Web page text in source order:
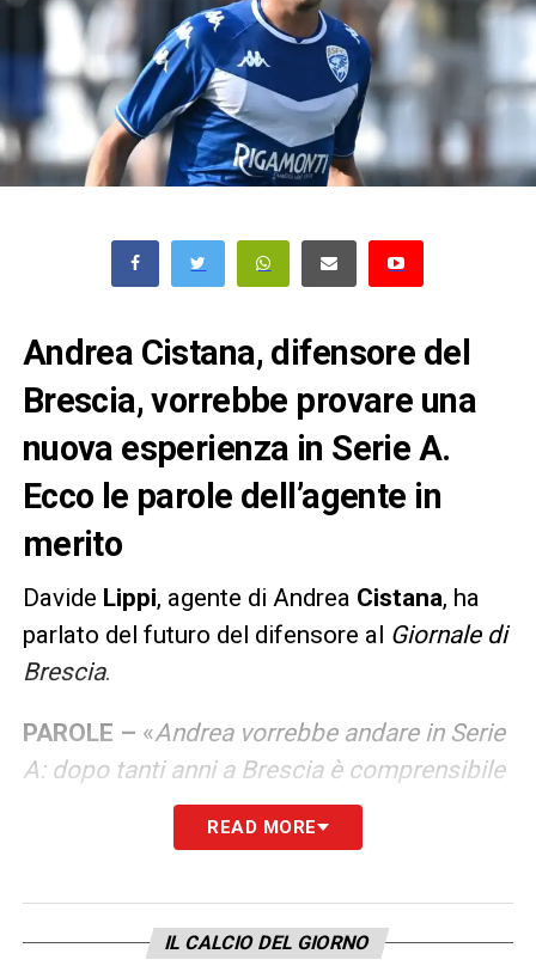
Andrea Cistana, difensore del
Brescia, vorrebbe provare una
nuova esperienza in Serie A.
Ecco le parole dell’agente in
merito
Davide Lippi, agente di Andrea Cistana, ha
parlato del futuro del difensore al Giornale di
Brescia.
PAROLE – «Andrea vorrebbe andare in Serie
A: dopo tanti anni a Brescia è comprensibile
che voglia provare altre esperienze
READ MORE
IL CALCIO DEL GIORNO